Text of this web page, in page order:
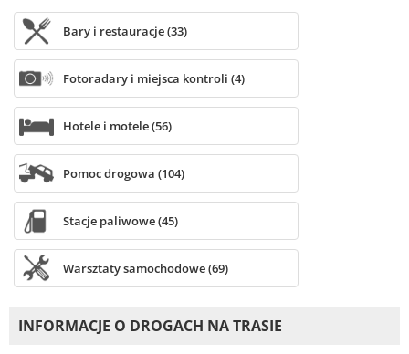
Bary i restauracje (33)
Fotoradary i miejsca kontroli (4)
Hotele i motele (56)
Pomoc drogowa (104)
Stacje paliwowe (45)
Warsztaty samochodowe (69)
INFORMACJE O DROGACH NA TRASIE